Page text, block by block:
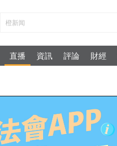
直播 資訊 評論 財經